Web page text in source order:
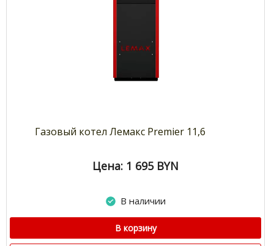
Газовый котел Лемакс Premier 11,6
Цена: 1 695 BYN
В наличии
В корзину